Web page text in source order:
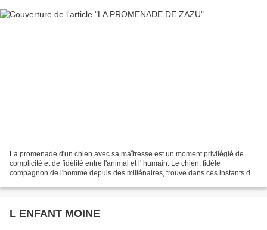
La promenade d'un chien avec sa maîtresse est un moment privilégié de
complicité et de fidélité entre l'animal et l' humain. Le chien, fidèle
compagnon de l'homme depuis des millénaires, trouve dans ces instants de
L ENFANT MOINE